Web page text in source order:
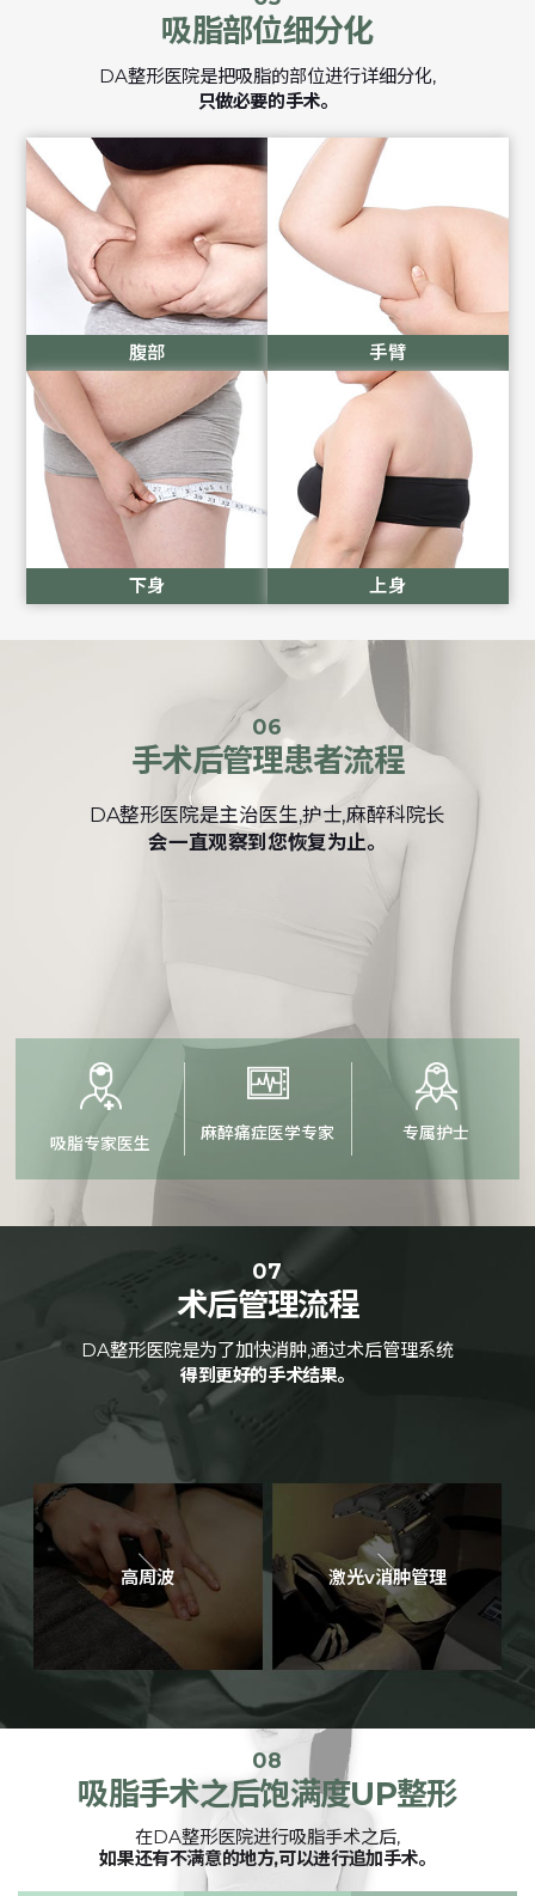
吸脂部位细分化
DA整形医院是把吸脂的部位进行详细分化,
只做必要的手术。
腹部 手臂
下身 上身
06
手术后管理患者流程
DA整形医院是主治医生,护士,麻醉科院长
会一直观察到您恢复为止。
吸脂专家医生
麻醉痛症医学专家 专属护士
07
术后管理流程
DA整形医院是为了加快消肿,通过术后管理系统
得到更好的手术结果。
高周波 激光v消肿管理
08
吸脂手术之后饱满度UP整形
在DA整形医院进行吸脂手术之后,
如果还有不满意的地方,可以进行追加手术。